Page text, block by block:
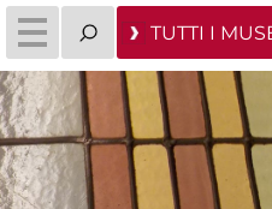
TUTTI I